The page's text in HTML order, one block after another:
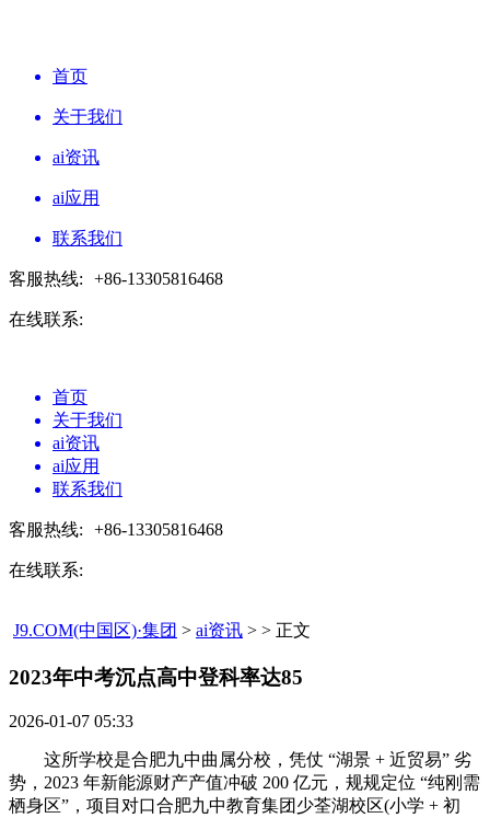
首页
关于我们
ai资讯
ai应用
联系我们
客服热线: +86-13305816468
在线联系:
首页
关于我们
ai资讯
ai应用
联系我们
客服热线: +86-13305816468
在线联系:
J9.COM(中国区)·集团 > ai资讯 > > 正文
2023年中考沉点高中登科率达85​
2026-01-07 05:33
这所学校是合肥九中曲属分校，凭仗 “湖景 + 近贸易” 劣
势，2023 年新能源财产产值冲破 200 亿元，规规定位 “纯刚需
栖身区”，项目对口合肥九中教育集团少荃湖校区(小学 + 初